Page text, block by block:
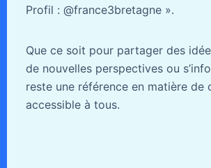
Profil : @france3bretagne ».
Que ce soit pour partager des
de nouvelles perspectives ou
reste une référence en matière de
accessible à tous.